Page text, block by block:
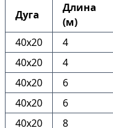
Дуга
Длина
(м)
40х20 4
40х20
4
40х20
6
40х20
6
40х20
8